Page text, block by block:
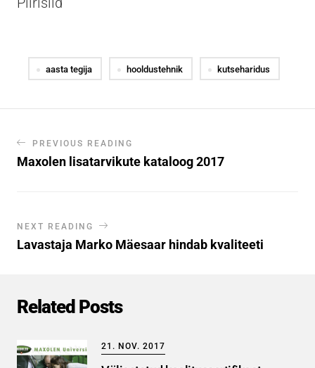
aasta tegija hooldustehnik kutseharidus
PREVIOUS READING
Maxolen lisatarvikute kataloog 2017
NEXT READING
Lavastaja Marko Mäesaar hindab kvaliteeti
Related Posts
21. NOV. 2017